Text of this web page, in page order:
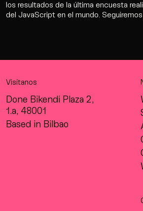
los resultados de la última encuesta
del JavaScript en el mundo.
Visítanos
Done Bikendi Plaza 2,
1.a, 48001
Based in Bilbao